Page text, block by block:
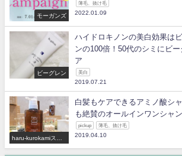
モーガンズ
薄毛、抜け毛
2022.01.09
ビーグレン
ハイドロキノンの美白効果は
ンの100倍！50代のシミにビ
ア
美白
2019.07.21
haru-kurokamiスカ
ルプ
白髪もケアできるアミノ酸シ
も絶賛のオールインワンシャ
pickup 薄毛、抜け毛
2019.04.10